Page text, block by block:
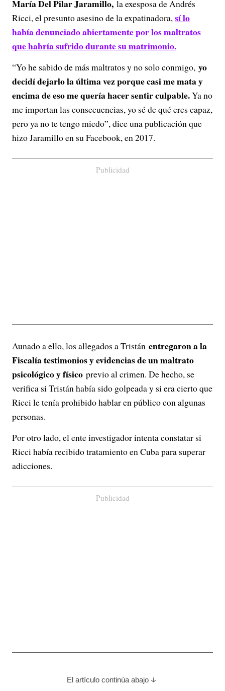
María Del Pilar Jaramillo, la exesposa de Andrés
Ricci, el presunto asesino de la expatinadora,sí lo
había denunciado abiertamente por los maltratos
que habría sufrido durante su matrimonio.
“Yo he sabido de más maltratos y no solo conmigo, yo
decidí dejarlo la última vez porque casi me mata y
encima de eso me quería hacer sentir culpable.Ya no
me importan las consecuencias, yo sé de qué eres capaz,
pero ya no te tengo miedo”, dice una publicación que
hizo Jaramillo en su Facebook, en 2017.
Publicidad
Aunado a ello, los allegados a Tristán entregaron a la
Fiscalía testimonios y evidencias de un maltrato
psicológico y físico previo al crimen. De hecho, se
verifica si Tristán había sido golpeada y si era cierto que
Ricci le tenía prohibido hablar en público con algunas
personas.
Por otro lado, el ente investigador intenta constatar si
Ricci había recibido tratamiento en Cuba para superar
adicciones.
Publicidad
El artículo continúa abajo